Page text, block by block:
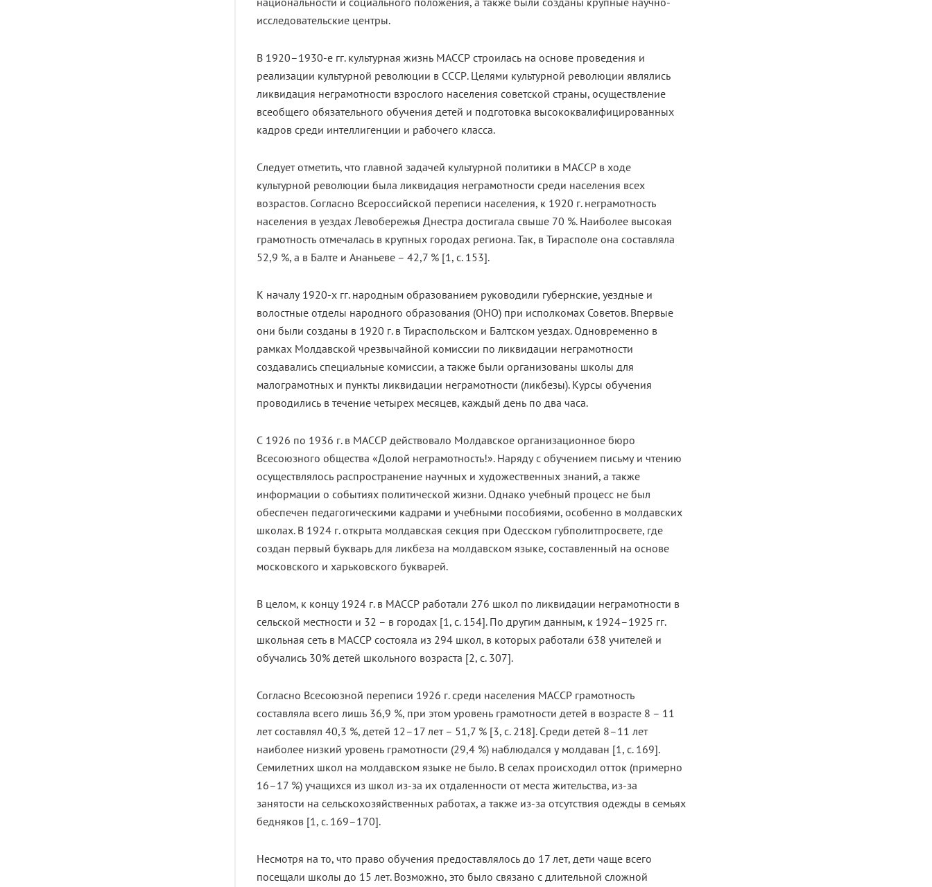
исследовательские центры.
В 1920–1930-е гг. культурная жизнь МАССР строилась на основе проведения и
реализации культурной революции в СССР. Целями культурной революции являлись
ликвидация неграмотности взрослого населения советской страны, осуществление
всеобщего обязательного обучения детей и подготовка высококвалифицированных
кадров среди интеллигенции и рабочего класса.
Следует отметить, что главной задачей культурной политики в МАССР в ходе
культурной революции была ликвидация неграмотности среди населения всех
возрастов. Согласно Всероссийской переписи населения, к 1920 г. неграмотность
населения в уездах Левобережья Днестра достигала свыше 70 %. Наиболее высокая
грамотность отмечалась в крупных городах региона. Так, в Тирасполе она составляла
52,9 %, а в Балте и Ананьеве – 42,7 % [1, с. 153].
К началу 1920-х гг. народным образованием руководили губернские, уездные и
волостные отделы народного образования (ОНО) при исполкомах Советов. Впервые
они были созданы в 1920 г. в Тираспольском и Балтском уездах. Одновременно в
рамках Молдавской чрезвычайной комиссии по ликвидации неграмотности
создавались специальные комиссии, а также были организованы школы для
малограмотных и пункты ликвидации неграмотности (ликбезы). Курсы обучения
проводились в течение четырех месяцев, каждый день по два часа.
С 1926 по 1936 г. в МАССР действовало Молдавское организационное бюро
Всесоюзного общества «Долой неграмотность!». Наряду с обучением письму и чтению
осуществлялось распространение научных и художественных знаний, а также
информации о событиях политической жизни. Однако учебный процесс не был
обеспечен педагогическими кадрами и учебными пособиями, особенно в молдавских
школах. В 1924 г. открыта молдавская секция при Одесском губполитпросвете, где
создан первый букварь для ликбеза на молдавском языке, составленный на основе
московского и харьковского букварей.
В целом, к концу 1924 г. в МАССР работали 276 школ по ликвидации неграмотности в
сельской местности и 32 – в городах [1, с. 154]. По другим данным, к 1924–1925 гг.
школьная сеть в МАССР состояла из 294 школ, в которых работали 638 учителей и
обучались 30% детей школьного возраста [2, с. 307].
Согласно Всесоюзной переписи 1926 г. среди населения МАССР грамотность
составляла всего лишь 36,9 %, при этом уровень грамотности детей в возрасте 8 – 11
лет составлял 40,3 %, детей 12–17 лет – 51,7 % [3, с. 218]. Среди детей 8–11 лет
наиболее низкий уровень грамотности (29,4 %) наблюдался у молдаван [1, с. 169].
Семилетних школ на молдавском языке не было. В селах происходил отток (примерно
16–17 %) учащихся из школ из-за их отдаленности от места жительства, из-за
занятости на сельскохозяйственных работах, а также из-за отсутствия одежды в семьях
бедняков [1, с. 169–170].
Несмотря на то, что право обучения предоставлялось до 17 лет, дети чаще всего
посещали школы до 15 лет. Возможно, это было связано с длительной сложной